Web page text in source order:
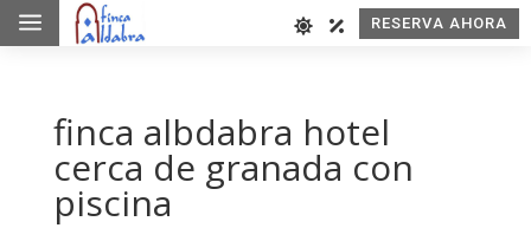
a RESERVA AHORA
finca albdabra hotel
cerca de granada con
piscina